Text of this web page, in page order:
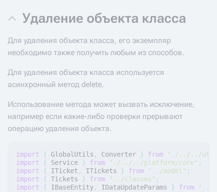
Удаление объекта класса
Для удаления объекта класса, его экземпляр
необходимо также получить любым из способов.
Для удаления объекта класса используется
асинхронный метод delete.
Использование метода может вызвать исключение,
например если какие-либо проверки прерывают
операцию удаления объекта.
import { GlobalUtils , Converter } from
"./../../
import
{ Service } from "./../../platform/core" ;
import
{ ITicket , ITickets } from "../model" ;
import
{ Tickets } from "../classes" ;
import
{ IBaseEntity, IDataUpdateParams } from "../